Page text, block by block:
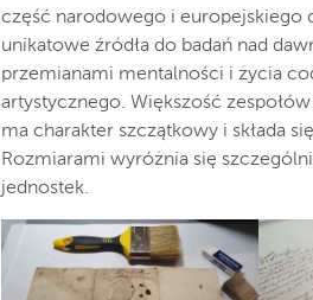
część narodowego i europejskiego
unikatowe źródła do badań nad
przemianami mentalności i życia
artystycznego. Większość
ma charakter szczątkowy i składa
Rozmiarami wyróżnia się
jednostek.